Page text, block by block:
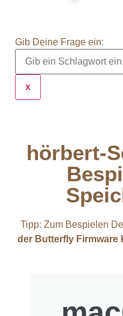
Gib Deine Frage ein:
x
hörbert-
Tipp: Zum Bespielen
der Butterfly Firmware